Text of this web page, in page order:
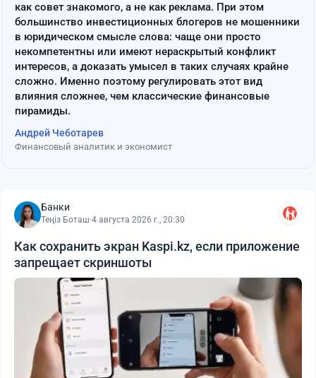
как совет знакомого, а не как реклама. При этом
большинство инвестиционных блогеров не мошенники
в юридическом смысле слова: чаще они просто
некомпетентны или имеют нераскрытый конфликт
интересов, а доказать умысел в таких случаях крайне
сложно. Именно поэтому регулировать этот вид
влияния сложнее, чем классические финансовые
пирамиды.
Андрей Чеботарев
Финансовый аналитик и экономист
Банки
Теңіз Боташ·4 августа 2026 г., 20:30
Как сохранить экран Kaspi.kz, если приложение
запрещает скриншоты